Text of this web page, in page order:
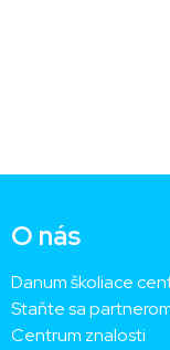
O nás
Danum školiace
Staňte sa
Centrum znalosti